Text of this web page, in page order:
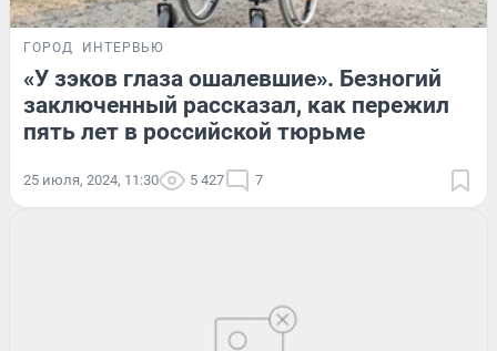
ГОРОД ИНТЕРВЬЮ
«У зэков глаза ошалевшие». Безногий
заключенный рассказал, как пережил
пять лет в российской тюрьме
25 июля, 2024, 11:30 5 427 7